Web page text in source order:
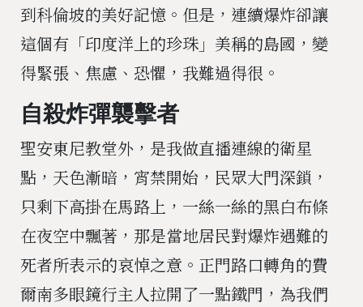
到科倫坡的美好記憶。但是，連續爆炸卻讓
這個有「印度洋上的珍珠」美稱的島國，變
得緊張、焦慮、恐懼，我難過得很。
自殺炸彈襲擊者
聖安東尼教堂外，是我做直播連線的衛星
點，天色漸暗，宵禁開始，民眾大門深鎖，
只剩下高掛在馬路上，一絲一絲的黑白布條
在夜空中飄著，那是當地居民對爆炸遇難的
死者所表示的哀悼之意。正門路口轉角的費
爾南多眼鏡行主人拉開了一點鐵門，為我們